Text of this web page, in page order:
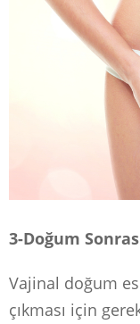
3-Doğum
Vajinal doğum
çıkması için